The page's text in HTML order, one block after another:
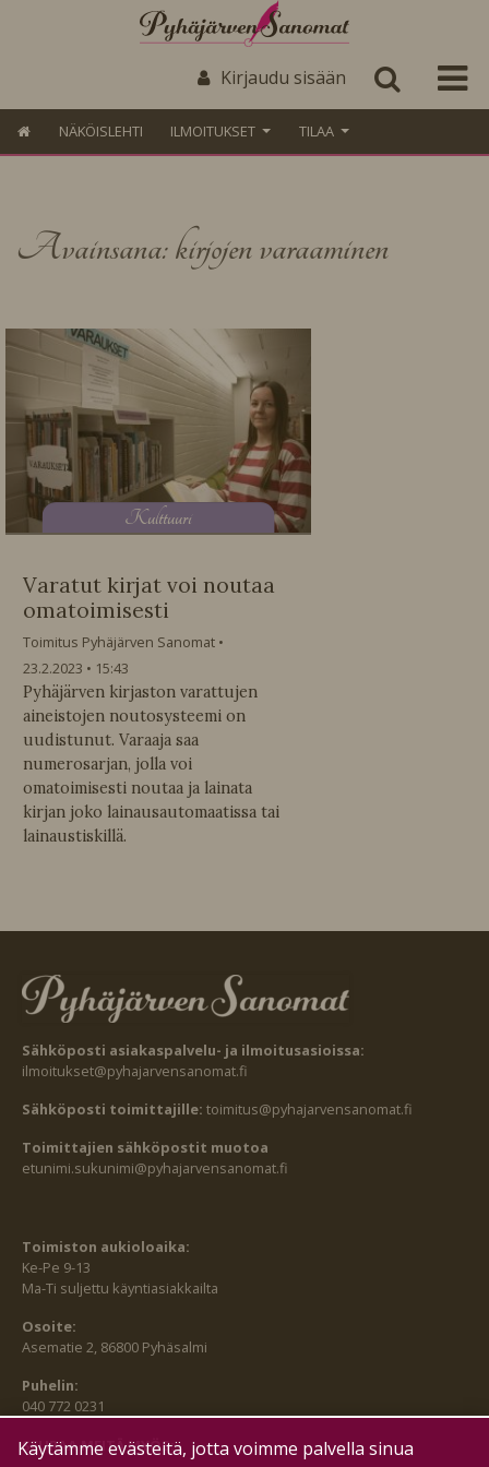
Kirjaudu sisään
NÄKÖISLEHTI ILMOITUKSET TILAA
Avainsana: kirjojen varaaminen
Kulttuuri
Varatut kirjat voi noutaa
omatoimisesti
Toimitus Pyhäjärven Sanomat
23.2.2023
15:43
Pyhäjärven kirjaston varattujen
aineistojen noutosysteemi on
uudistunut. Varaaja saa
numerosarjan, jolla voi
omatoimisesti noutaa ja lainata
kirjan joko lainausautomaatissa tai
lainaustiskillä.
Sähköposti asiakaspalvelu- ja ilmoitusasioissa:
ilmoitukset@pyhajarvensanomat.fi
Sähköposti toimittajille: toimitus@pyhajarvensanomat.fi
Toimittajien sähköpostit muotoa
etunimi.sukunimi@pyhajarvensanomat.fi
Toimiston aukioloaika:
Ke-Pe 9-13
Ma-Ti suljettu käyntiasiakkailta
Osoite:
Asematie 2, 86800 Pyhäsalmi
Puhelin:
040 772 0231
SEURAA MEITÄ MYÖS:
Käytämme evästeitä, jotta voimme palvella sinua